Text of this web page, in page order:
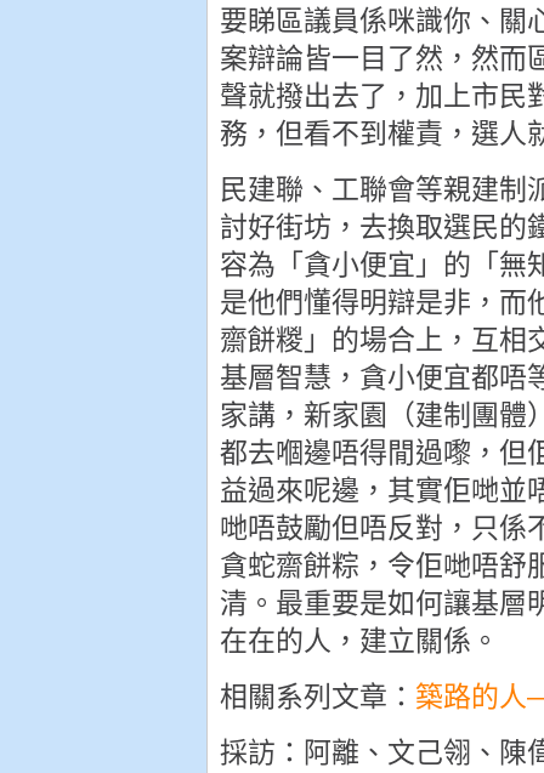
要睇區議員係咪識你、關
案辯論皆一目了然，然而
聲就撥出去了，加上市民
務，但看不到權責，選人
民建聯、工聯會等親建制
討好街坊，去換取選民的
容為「貪小便宜」的「無
是他們懂得明辯是非，而
齋餅糉」的場合上，互相
基層智慧，貪小便宜都唔
家講，新家園（建制團體
都去嗰邊唔得閒過嚟，但
益過來呢邊，其實佢哋並
哋唔鼓勵但唔反對，只係
貪蛇齋餅粽，令佢哋唔舒
清。最重要是如何讓基層
在在的人，建立關係。
相關系列 文章： 築路的人
採訪：阿離、文己翎、陳